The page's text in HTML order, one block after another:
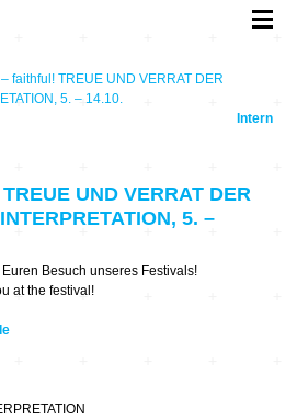
faithful! TREUE UND VERRAT DER
5. – 14.10.
Intern
UND VERRAT DER
5. –
Besuch unseres Festivals!
at the festival!